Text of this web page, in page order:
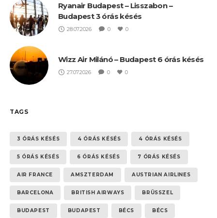
Ryanair Budapest – Lisszabon –
Budapest 3 órás késés
28.07.2026 0 0
Wizz Air Milánó – Budapest 6 órás késés
27.07.2026 0 0
TAGS
3 ÓRÁS KÉSÉS 4 ÓRÁS KÉSÉS 4 ÓRÁS KÉSÉS
5 ÓRÁS KÉSÉS 6 ÓRÁS KÉSÉS 7 ÓRÁS KÉSÉS
AIR FRANCE AMSZTERDAM AUSTRIAN AIRLINES
BARCELONA BRITISH AIRWAYS BRÜSSZEL
BUDAPEST BUDAPEST BÉCS BÉCS